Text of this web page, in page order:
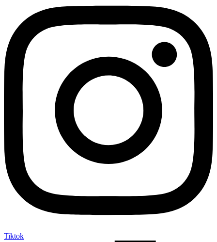
Tiktok